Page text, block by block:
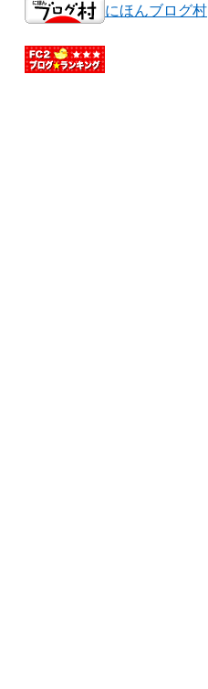
にほんブログ村